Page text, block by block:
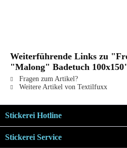
Weiterführende Links zu
"Malong" Badetuch
Fragen zum Artikel?
Weitere Artikel von Textilfuxx
Stickerei Hotline
Stickerei Service